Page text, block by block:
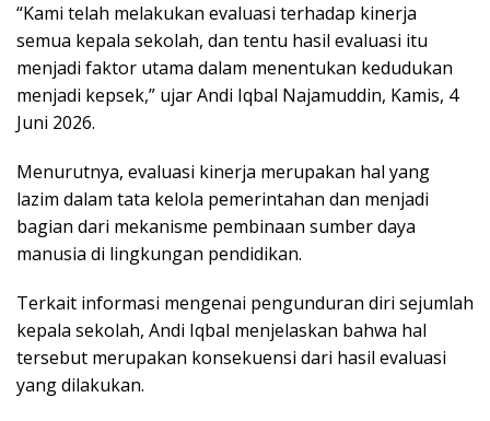
“Kami telah melakukan evaluasi terhadap kinerja
semua kepala sekolah, dan tentu hasil evaluasi itu
menjadi faktor utama dalam menentukan kedudukan
menjadi kepsek,” ujar Andi Iqbal Najamuddin, Kamis, 4
Juni 2026.
Menurutnya, evaluasi kinerja merupakan hal yang
lazim dalam tata kelola pemerintahan dan menjadi
bagian dari mekanisme pembinaan sumber daya
manusia di lingkungan pendidikan.
Terkait informasi mengenai pengunduran diri sejumlah
kepala sekolah, Andi Iqbal menjelaskan bahwa hal
tersebut merupakan konsekuensi dari hasil evaluasi
yang dilakukan.